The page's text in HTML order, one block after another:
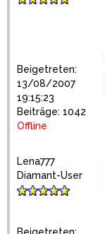
Beigetreten:
13/08/2007
19:15:23
Beiträge: 1042
Offline
Lena777
Diamant-User